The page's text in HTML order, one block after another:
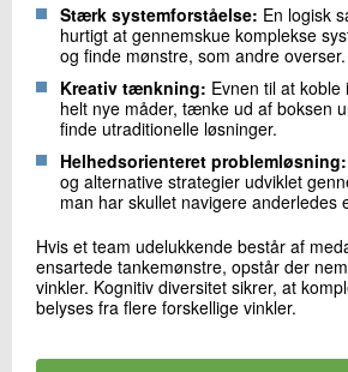
Stærk systemforståelse: En logisk
hurtigt at gennemskue komplekse
og finde mønstre, som andre overser.
Kreativ tænkning: Evnen til at
helt nye måder, tænke ud af boksen
finde utraditionelle løsninger.
Helhedsorienteret problemløsning:
og alternative strategier udviklet
man har skullet navigere anderledes
Hvis et team udelukkende består af
ensartede tankemønstre, opstår der
vinkler. Kognitiv diversitet sikrer, at
belyses fra flere forskellige vinkler.